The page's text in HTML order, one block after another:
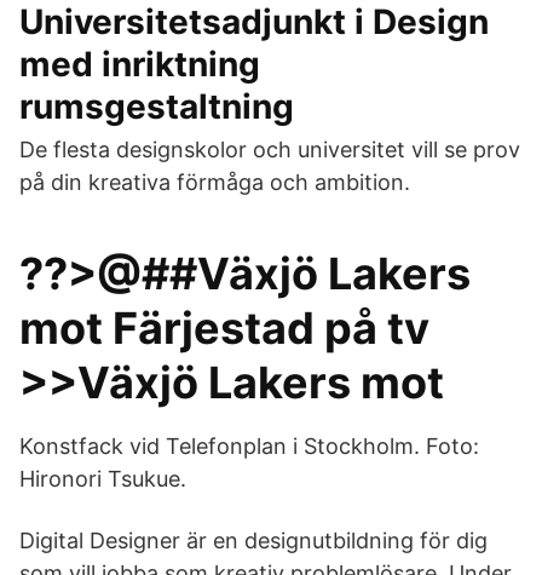
Universitetsadjunkt i Design
med inriktning
rumsgestaltning
De flesta designskolor och universitet vill se prov
på din kreativa förmåga och ambition.
??>@##Växjö Lakers
mot Färjestad på tv
>>Växjö Lakers mot
Konstfack vid Telefonplan i Stockholm. Foto:
Hironori Tsukue.
Digital Designer är en designutbildning för dig